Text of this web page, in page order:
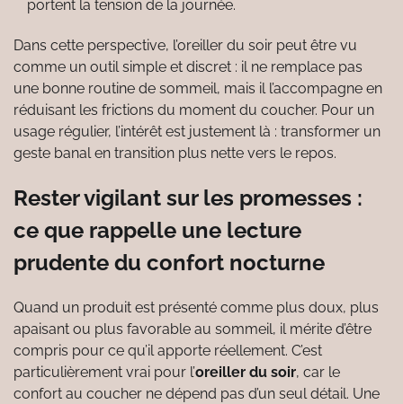
portent la tension de la journée.
Dans cette perspective, l’oreiller du soir peut être vu
comme un outil simple et discret : il ne remplace pas
une bonne routine de sommeil, mais il l’accompagne en
réduisant les frictions du moment du coucher. Pour un
usage régulier, l’intérêt est justement là : transformer un
geste banal en transition plus nette vers le repos.
Rester vigilant sur les promesses :
ce que rappelle une lecture
prudente du confort nocturne
Quand un produit est présenté comme plus doux, plus
apaisant ou plus favorable au sommeil, il mérite d’être
compris pour ce qu’il apporte réellement. C’est
particulièrement vrai pour l’oreiller du soir, car le
confort au coucher ne dépend pas d’un seul détail. Une